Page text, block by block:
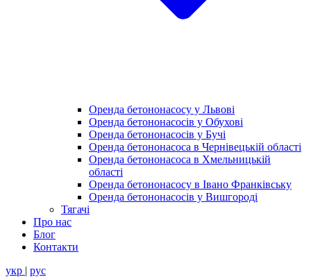
Оренда бетононасосу у Львові
Оренда бетононасосів у Обухові
Оренда бетононасосів у Бучі
Оренда бетононасоса в Чернівецькій області
Оренда бетононасоса в Хмельницькій
області
Оренда бетононасосу в Івано Франківську
Оренда бетононасосів у Вишгороді
Тягачі
Про нас
Блог
Контакти
укр | рус